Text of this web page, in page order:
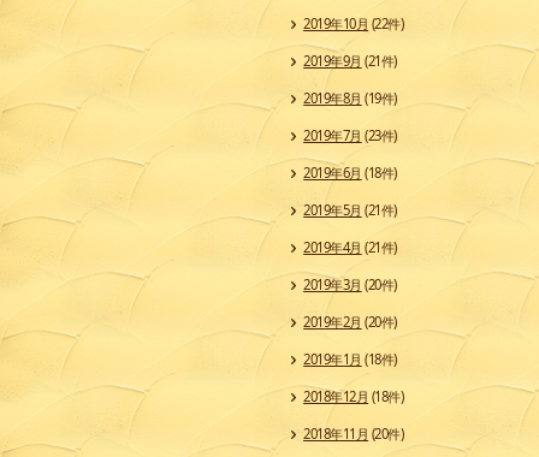
2019年10月 (22件)
2019年9月 (21件)
2019年8月 (19件)
2019年7月 (23件)
2019年6月 (18件)
2019年5月 (21件)
2019年4月(21件)
2019年3月 (20件)
2019年2月 (20件)
2019年1月 (18件)
2018年12月 (18件)
2018年11月 (20件)